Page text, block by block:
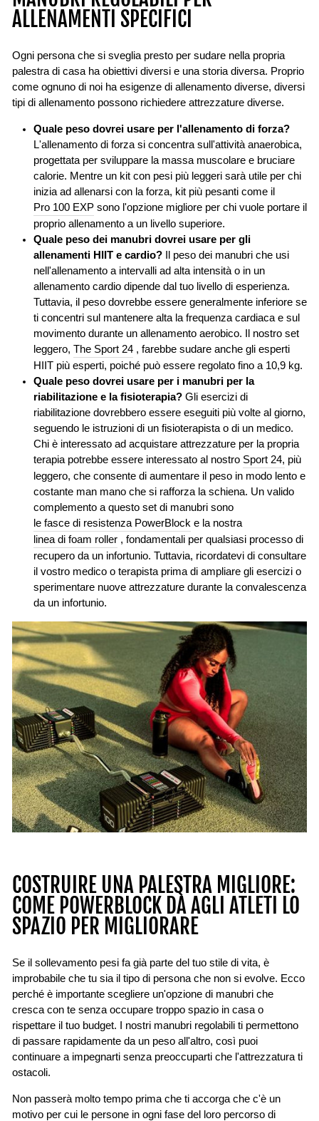
ALLENAMENTI SPECIFICI
Ogni persona che si sveglia presto per sudare nella propria
palestra di casa ha obiettivi diversi e una storia diversa. Proprio
come ognuno di noi ha esigenze di allenamento diverse, diversi
tipi di allenamento possono richiedere attrezzature diverse.
Quale peso dovrei usare per l'allenamento di forza?
L'allenamento di forza si concentra sull'attività anaerobica,
progettata per sviluppare la massa muscolare e bruciare
calorie. Mentre un kit con pesi più leggeri sarà utile per chi
inizia ad allenarsi con la forza, kit più pesanti come il
Pro 100 EXP sono l'opzione migliore per chi vuole portare il
proprio allenamento a un livello superiore.
Quale peso dei manubri dovrei usare per gli
allenamenti HIIT e cardio? Il peso dei manubri che usi
nell'allenamento a intervalli ad alta intensità o in un
allenamento cardio dipende dal tuo livello di esperienza.
Tuttavia, il peso dovrebbe essere generalmente inferiore se
ti concentri sul mantenere alta la frequenza cardiaca e sul
movimento durante un allenamento aerobico. Il nostro set
leggero, The Sport 24 , farebbe sudare anche gli esperti
HIIT più esperti, poiché può essere regolato fino a 10,9 kg.
Quale peso dovrei usare per i manubri per la
riabilitazione e la fisioterapia? Gli esercizi di
riabilitazione dovrebbero essere eseguiti più volte al giorno,
seguendo le istruzioni di un fisioterapista o di un medico.
Chi è interessato ad acquistare attrezzature per la propria
terapia potrebbe essere interessato al nostro Sport 24, più
leggero, che consente di aumentare il peso in modo lento e
costante man mano che si rafforza la schiena. Un valido
complemento a questo set di manubri sono
le fasce di resistenza PowerBlock e la nostra
linea di foam roller , fondamentali per qualsiasi processo di
recupero da un infortunio. Tuttavia, ricordatevi di consultare
il vostro medico o terapista prima di ampliare gli esercizi o
sperimentare nuove attrezzature durante la convalescenza
da un infortunio.
COSTRUIRE UNA PALESTRA MIGLIORE:
COME POWERBLOCK DÀ AGLI ATLETI LO
SPAZIO PER MIGLIORARE
Se il sollevamento pesi fa già parte del tuo stile di vita, è
improbabile che tu sia il tipo di persona che non si evolve. Ecco
perché è importante scegliere un'opzione di manubri che
cresca con te senza occupare troppo spazio in casa o
rispettare il tuo budget. I nostri manubri regolabili ti permettono
di passare rapidamente da un peso all'altro, così puoi
continuare a impegnarti senza preoccuparti che l'attrezzatura ti
ostacoli.
Non passerà molto tempo prima che ti accorga che c'è un
motivo per cui le persone in ogni fase del loro percorso di